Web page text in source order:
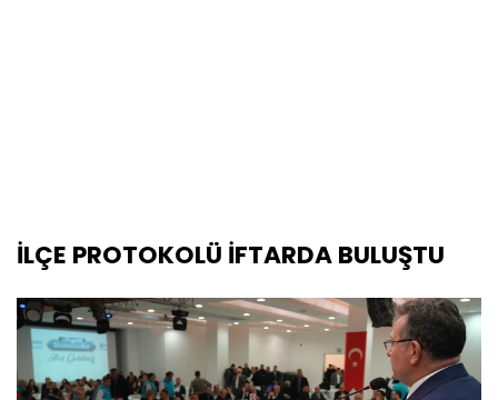
İLÇE PROTOKOLÜ İFTARDA BULUŞTU